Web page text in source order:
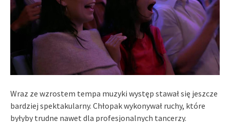
Wraz ze wzrostem tempa muzyki występ stawał się jeszcze
bardziej spektakularny. Chłopak wykonywał ruchy, które
byłyby trudne nawet dla profesjonalnych tancerzy.